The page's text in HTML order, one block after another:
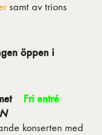
samt av trions
öppen i
Fri entré
konserten med